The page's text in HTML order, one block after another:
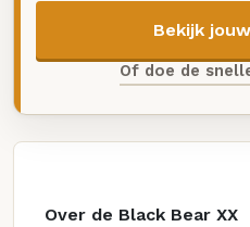
Bekijk
Of doe de
Over de Black Bear XX